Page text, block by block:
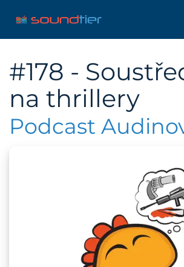
#178 -
na thrillery
Podcast